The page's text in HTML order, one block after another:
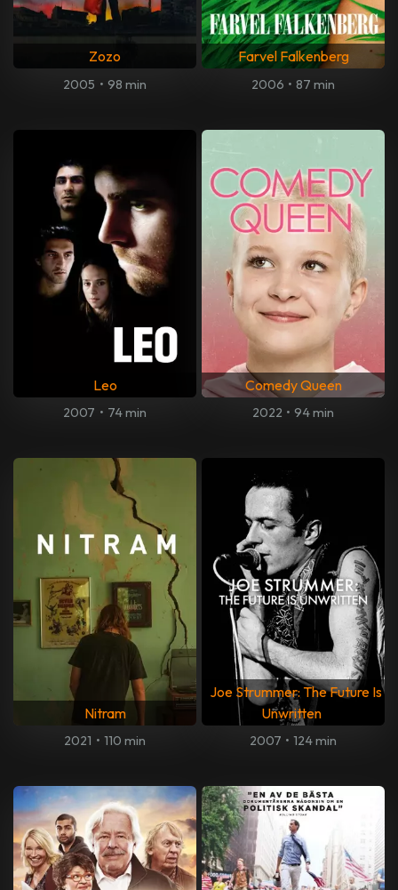
Zozo
2005 • 98 min
Farvel Falkenberg
2006 • 87 min
Leo
2007 • 74 min
Comedy Queen
2022 • 94 min
Nitram
2021 • 110 min
Joe Strummer: The Future Is
Unwritten
2007 • 124 min